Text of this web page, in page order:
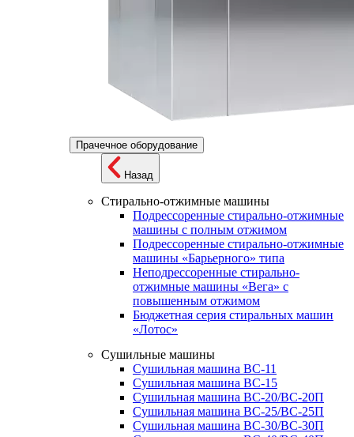
Прачечное оборудование
Назад
Стирально-отжимные машины
Подрессоренные стирально-отжимные
машины с полным отжимом
Подрессоренные стирально-отжимные
машины «Барьерного» типа
Неподрессоренные стирально-
отжимные машины «Вега» с
повышенным отжимом
Бюджетная серия стиральных машин
«Лотос»
Сушильные машины
Сушильная машина ВС-11
Сушильная машина ВС-15
Сушильная машина ВС-20/ВС-20П
Сушильная машина ВС-25/ВС-25П
Сушильная машина ВС-30/ВС-30П